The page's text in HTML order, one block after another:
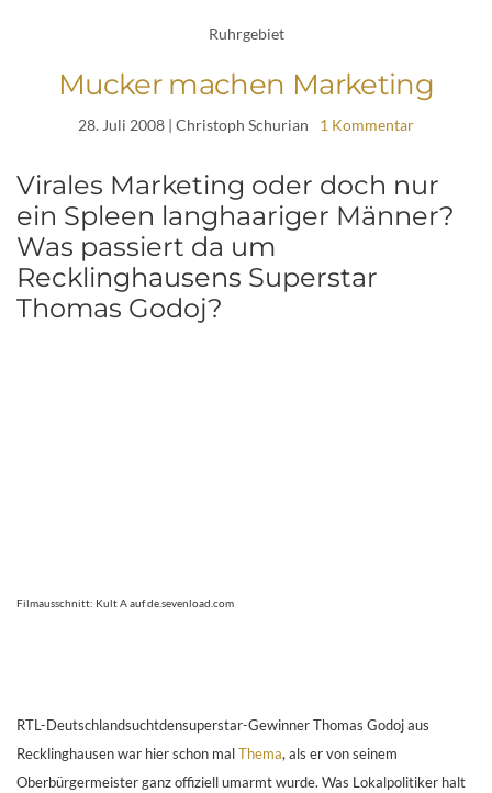
Ruhrgebiet
Mucker machen Marketing
28. Juli 2008 | Christoph Schurian 1 Kommentar
Virales Marketing oder doch nur
ein Spleen langhaariger Männer?
Was passiert da um
Recklinghausens Superstar
Thomas Godoj?
Filmausschnitt: Kult A auf de.sevenload.com
RTL-Deutschlandsuchtdensuperstar-Gewinner Thomas Godoj aus
Recklinghausen war hier schon malThema, als er von seinem
Oberbürgermeister ganz offiziell umarmt wurde. Was Lokalpolitiker halt